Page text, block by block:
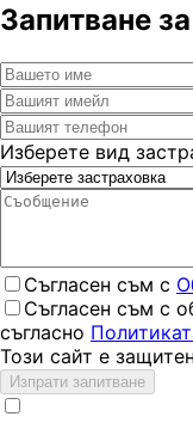
Запитване
Изберете вид
Съгласен съм с
Съгласен съм с
съгласно
Този сайт е
Изпрати запитване